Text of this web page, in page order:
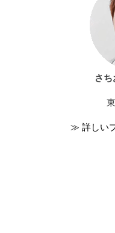
さち
≫ 詳しい